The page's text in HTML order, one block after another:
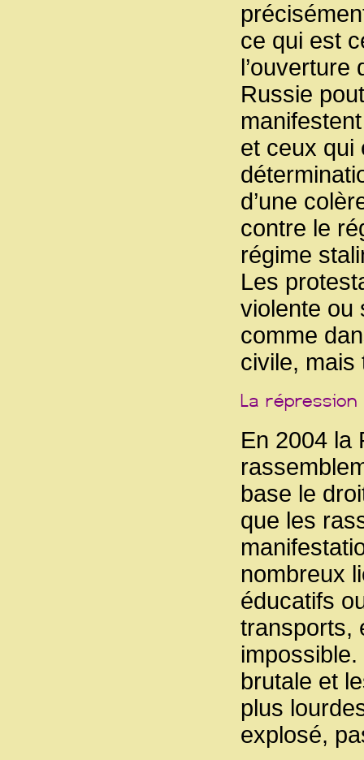
ce qui est
l’ouverture
Russie
et ceux qui
d’une
contre le
régime
Les
violente ou
comme
civile, mais
En 2004 la
base le
que les
nombreux
éducatifs
transports,
brutale et
plus
explosé,